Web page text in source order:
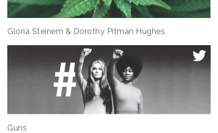
Gloria Steinem & Dorothy Pitman Hughes
Guns